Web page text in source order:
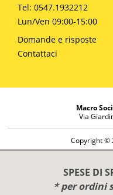
SPESE DI
* per ordini
Tel: 0547.1932212
Lun/Ven 09:00-15:00
Domande e risposte
Contattaci
Macro
Via
Copyright ©